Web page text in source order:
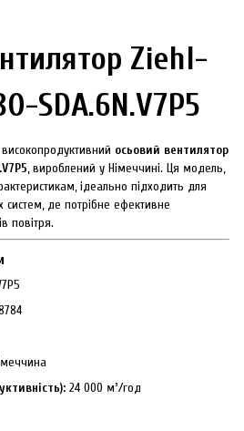
Ziehl-
SDА.6N.V7P5
осьовий вентилятор
, вироблений у Німеччині. Ця модель,
ідеально підходить для
де потрібне ефективне
повітря.
24 000 м³/год